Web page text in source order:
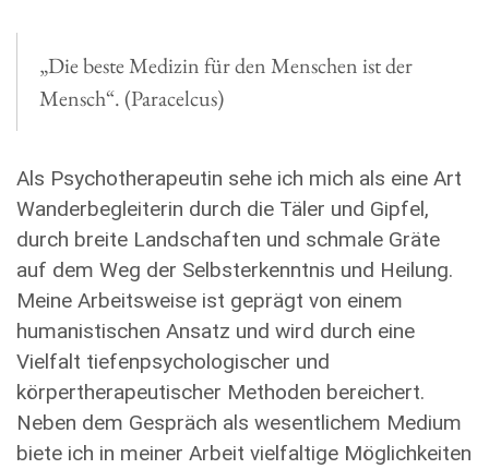
„Die beste Medizin für den Menschen ist der
Mensch“. (Paracelcus)
Als Psychotherapeutin sehe ich mich als eine Art
Wanderbegleiterin durch die Täler und Gipfel,
durch breite Landschaften und schmale Gräte
auf dem Weg der Selbsterkenntnis und Heilung.
Meine Arbeitsweise ist geprägt von einem
humanistischen Ansatz und wird durch eine
Vielfalt tiefenpsychologischer und
körpertherapeutischer Methoden bereichert.
Neben dem Gespräch als wesentlichem Medium
biete ich in meiner Arbeit vielfaltige Möglichkeiten